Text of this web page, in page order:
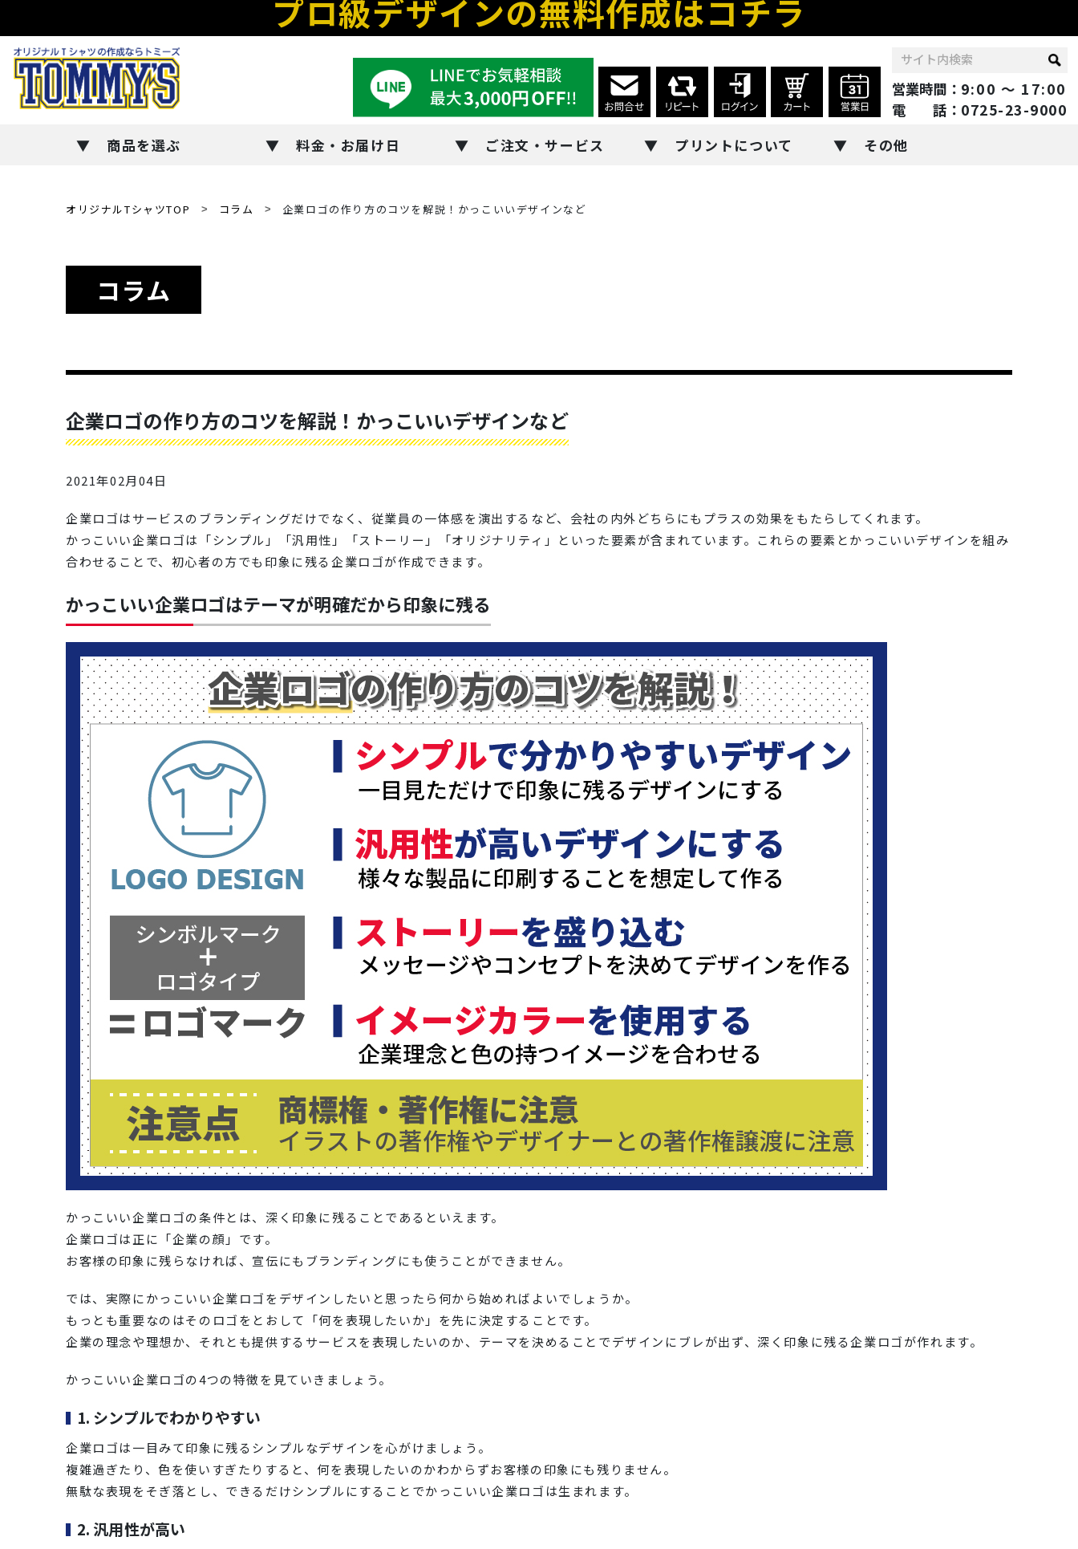
プロ級デザインの無料作成はコチラ
営業時間： 9:00 ～ 17:00
電 話： 0725-23-9000
商品を選ぶ
料金・お届け日 ご注文・サービス プリントについて その他
オリジナルTシャツTOP コラム 企業ロゴの作り方のコツを解説！かっこいいデザインなど
コラム
企業ロゴの作り方のコツを解説！かっこいいデザインなど
2021年02月04日
企業ロゴはサービスのブランディングだけでなく、従業員の一体感を演出するなど、会社の内外どちらにもプラスの効果をもたらしてくれます。
かっこいい企業ロゴは「シンプル」「汎用性」「ストーリー」「オリジナリティ」といった要素が含まれています。これらの要素とかっこいいデザインを組み
合わせることで、初心者の方でも印象に残る企業ロゴが作成できます。
かっこいい企業ロゴはテーマが明確だから印象に残る
かっこいい企業ロゴの条件とは、深く印象に残ることであるといえます。
企業ロゴは正に「企業の顔」です。
お客様の印象に残らなければ、宣伝にもブランディングにも使うことができません。
では、実際にかっこいい企業ロゴをデザインしたいと思ったら何から始めればよいでしょうか。
もっとも重要なのはそのロゴをとおして「何を表現したいか」を先に決定することです。
企業の理念や理想か、それとも提供するサービスを表現したいのか、テーマを決めることでデザインにブレが出ず、深く印象に残る企業ロゴが作れます。
かっこいい企業ロゴの4つの特徴を見ていきましょう。
1. シンプルでわかりやすい
企業ロゴは一目みて印象に残るシンプルなデザインを心がけましょう。
複雑過ぎたり、色を使いすぎたりすると、何を表現したいのかわからずお客様の印象にも残りません。
無駄な表現をそぎ落とし、できるだけシンプルにすることでかっこいい企業ロゴは生まれます。
2. 汎用性が高い